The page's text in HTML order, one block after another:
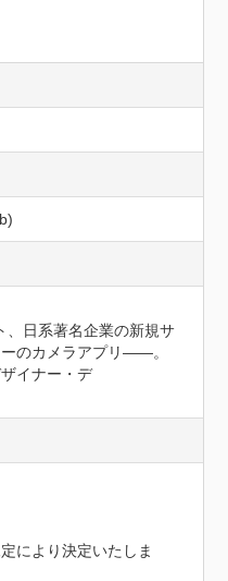
、日系著名企業の新規サ
のカメラアプリ——。
イナー・デ
により決定いたしま